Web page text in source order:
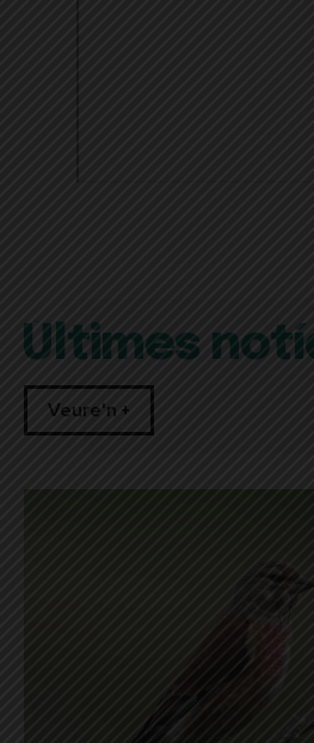
Últimes
Veure'n +